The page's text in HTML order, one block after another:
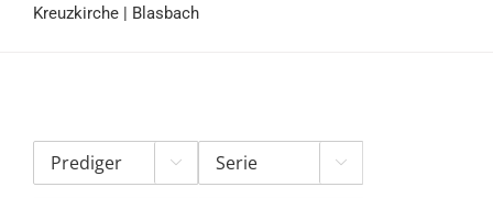
Kreuzkirche | Blasbach
 